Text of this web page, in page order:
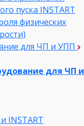
пуска INSTART
физических
для ЧП и УПП
для ЧП и
INSTART